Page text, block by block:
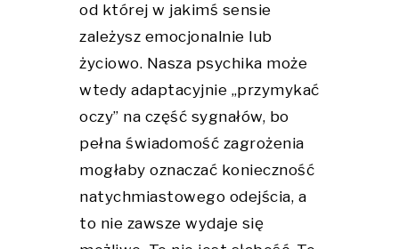
od której w jakimś sensie
zależysz emocjonalnie lub
życiowo. Nasza psychika może
wtedy adaptacyjnie „przymykać
oczy” na część sygnałów, bo
pełna świadomość zagrożenia
mogłaby oznaczać konieczność
natychmiastowego odejścia, a
to nie zawsze wydaje się